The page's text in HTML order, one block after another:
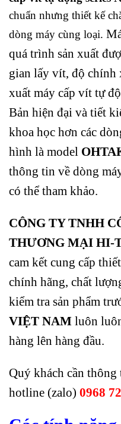
chuẩn nhưng thiết kế
dòng máy cùng loại.
quá trình sản xuất
gian lấy vít, độ chính
xuất máy cấp vít tự
Bản hiện đại và tiết
khoa học hơn các
hình là model
thông tin về dòng
có thể tham khảo.
CÔNG TY TNHH
THƯƠNG MẠI HI-
cam kết cung cấp
chính hãng, chất
kiểm tra sản phẩm
VIỆT NAM luôn
hàng lên hàng đầu.
Quý khách cần
hotline (zalo) 0968